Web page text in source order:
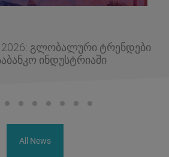
2026: გლობალური ტრენდები
ინდუსტრიაში
All News